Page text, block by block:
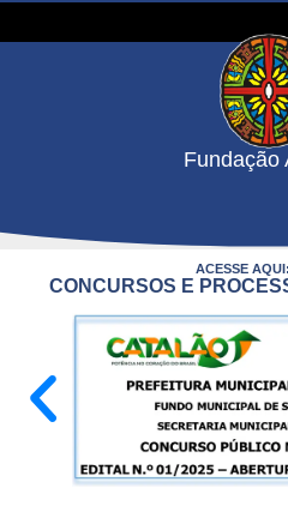
Fundação
A Fundação
Concursos e Processos
Downloads
ACESSE AQUI:
CONCURSOS E